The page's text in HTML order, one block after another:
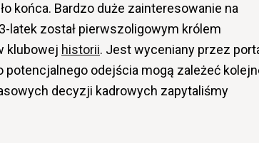
końca. Bardzo duże zainteresowanie na
latek został pierwszoligowym królem
klubowej historii. Jest wyceniany przez
potencjalnego odejścia mogą zależeć
decyzji kadrowych zapytaliśmy